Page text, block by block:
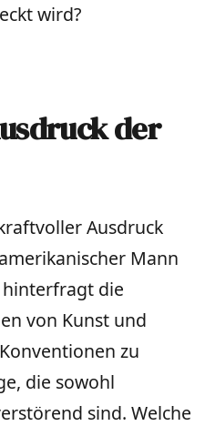
wird?
der
Ausdruck
Mann
hinterfragt die
von Kunst und
zu
die sowohl
sind. Welche